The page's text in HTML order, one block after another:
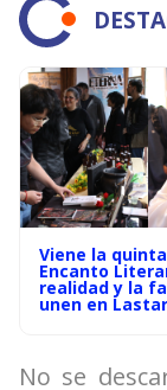
Viene la
Encanto
realidad y la
unen en
No se